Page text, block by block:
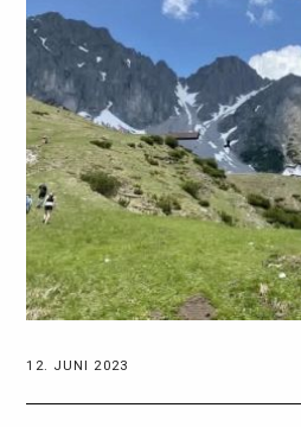
12. JUNI 2023